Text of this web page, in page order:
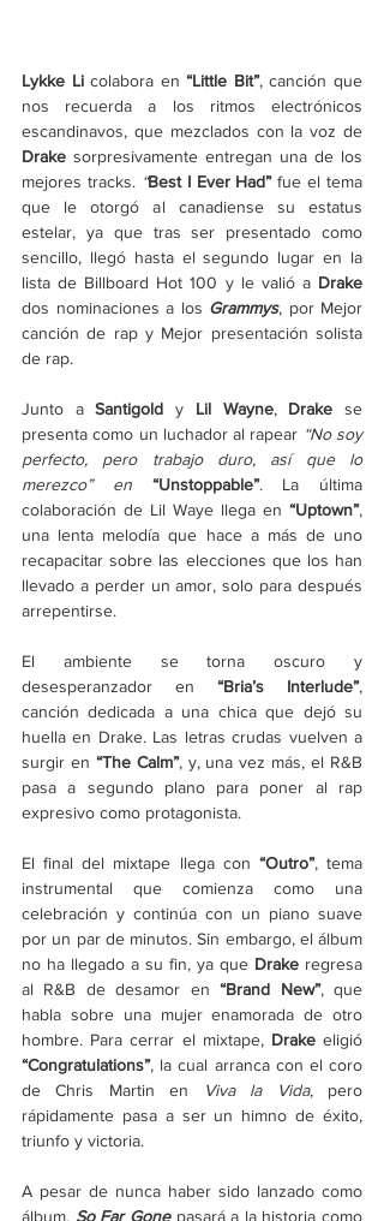
Lykke Li colabora en “Little Bit”, canción que
nos recuerda a los ritmos electrónicos
Drake sorpresivamente entregan una de los
mejores tracks. “Best I Ever Had” fue el tema
que le otorgó al canadiense su estatus
estelar, ya que tras ser presentado como
sencillo, llegó hasta el segundo lugar en la
lista de Billboard Hot 100 y le valió a Drake
dos nominaciones a los Grammys, por Mejor
canción de rap y Mejor presentación solista
de rap.
Junto a Santigold y Lil Wayne, Drake se
presenta como un luchador al rapear “No soy
perfecto, pero trabajo duro, así que lo
merezco” en “Unstoppable”. La última
colaboración de Lil Waye llega en “Uptown”,
una lenta melodía que hace a más de uno
recapacitar sobre las elecciones que los han
llevado a perder un amor, solo para después
arrepentirse.
El ambiente se torna oscuro y
desesperanzador en “Bria’s Interlude”,
canción dedicada a una chica que dejó su
huella en Drake. Las letras crudas vuelven a
surgir en “The Calm”, y, una vez más, el R&B
pasa a segundo plano para poner al rap
expresivo como protagonista.
El final del mixtape llega con “Outro”, tema
instrumental que comienza como una
celebración y continúa con un piano suave
por un par de minutos. Sin embargo, el álbum
no ha llegado a su fin, ya que Drake regresa
al R&B de desamor en “Brand New”, que
habla sobre una mujer enamorada de otro
hombre. Para cerrar el mixtape, Drake
“Congratulations”, la cual arranca con el coro
de Chris Martin en
Viva la Vida, pero
rápidamente pasa a ser un himno de éxito,
triunfo y victoria.
A pesar de nunca haber sido lanzado como
álbum, So Far Gone pasará a la historia como